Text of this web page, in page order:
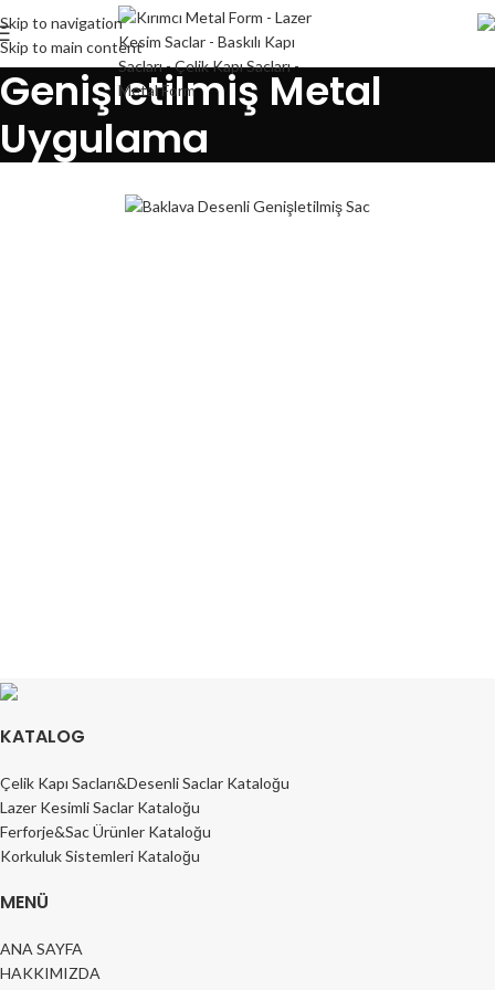
Skip to navigation
Skip to main content
Genişletilmiş Metal
Uygulama
KATALOG
Çelik Kapı Sacları&Desenli Saclar Kataloğu
Lazer Kesimli Saclar Kataloğu
Ferforje&Sac Ürünler Kataloğu
Korkuluk Sistemleri Kataloğu
MENÜ
ANA SAYFA
HAKKIMIZDA